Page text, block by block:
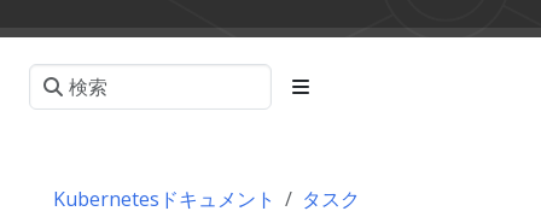
Kubernetesドキュメント
タスク